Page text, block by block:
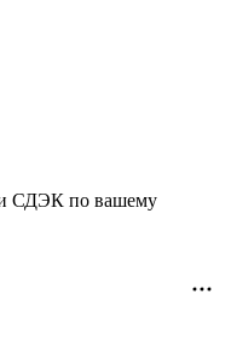
СДЭК по вашему